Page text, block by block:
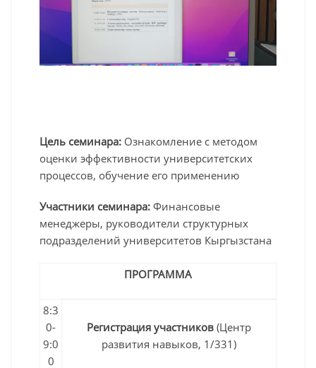
Цель семинара: Ознакомление с методом
оценки эффективности университетских
процессов, обучение его применению
Участники семинара: Финансовые
менеджеры, руководители структурных
подразделений университетов Кыргызстана
ПРОГРАММА
8:3
0-
9:0
0
Регистрация участников (Центр
развития навыков, 1/331)